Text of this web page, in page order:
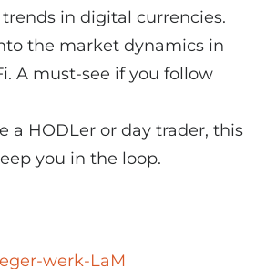
in digital currencies.
the market dynamics in
A must-see if you follow
a HODLer or day trader, this
you in the loop.
werk-LaM